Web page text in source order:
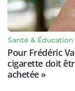
Santé & Éducation
Pour Frédéric
cigarette doit
achetée »